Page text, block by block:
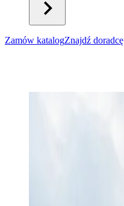
Zamów katalogZnajdź doradcę